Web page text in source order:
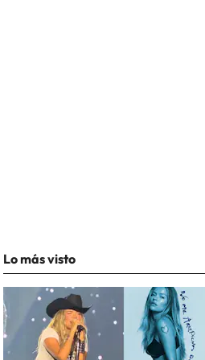
Lo más visto